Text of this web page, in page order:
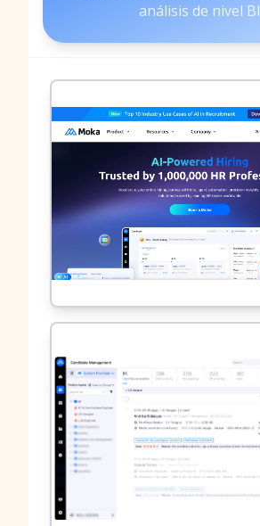
análisis de nivel BI